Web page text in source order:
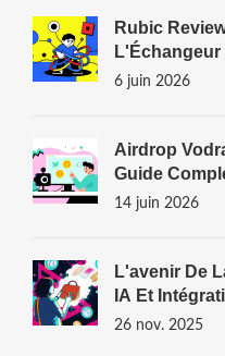
Rubic
L'Échangeur
6 juin 2026
Airdrop
Guide
Distribution
14 juin 2026
L'avenir De
IA Et
2025
26 nov. 2025